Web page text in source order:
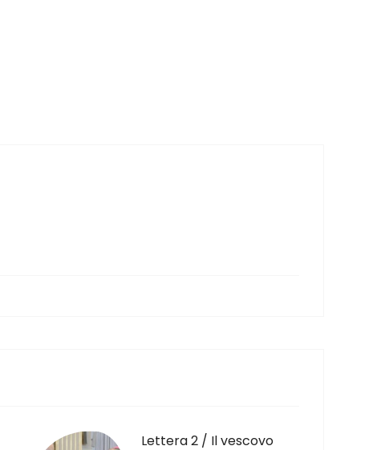
Lettera 2 / Il vescovo